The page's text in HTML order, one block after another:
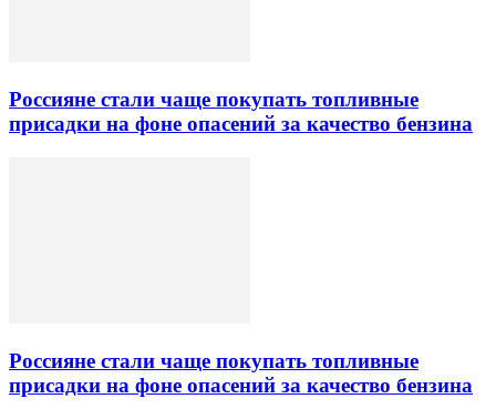
Россияне стали чаще покупать топливные
присадки на фоне опасений за качество бензина
Россияне стали чаще покупать топливные
присадки на фоне опасений за качество бензина